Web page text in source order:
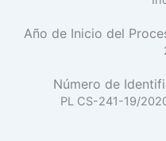
Año de Inicio del
Número de
PL CS-241-19/